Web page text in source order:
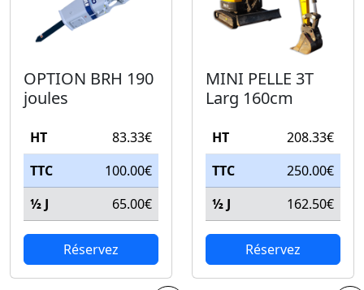
OPTION BRH 190
joules
HT
83.33€
TTC
100.00€
½ J
65.00€
Réservez
MINI PELLE 3T
Larg 160cm
HT
208.33€
TTC
250.00€
½ J
162.50€
Réservez